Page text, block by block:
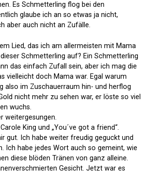
Es Schmetterling flog bei den
glaube ich an so etwas ja nicht,
aber auch nicht an Zufälle.
Lied, das ich am allermeisten mit Mama
Schmetterling auf? Ein Schmetterling
das einfach Zufall sein, aber ich mag die
vielleicht doch Mama war. Egal warum
also im Zuschauerraum hin- und herflog
nicht mehr zu sehen war, er löste so viel
wuchs.
weitergesungen.
King und „You´ve got a friend“.
gut. Ich habe weiter freudig geguckt und
Ich habe jedes Wort auch so gemeint, wie
diese blöden Tränen von ganz alleine.
Gesicht. Jetzt war es